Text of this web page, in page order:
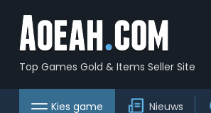
Top Games Gold & Items Seller Site
Kies game Nieuws